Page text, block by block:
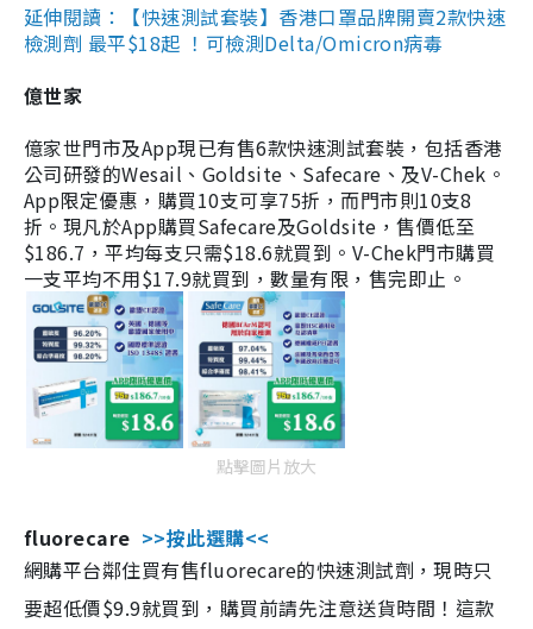
延伸閱讀：【快速測試套裝】香港口罩品牌開賣2款快速
檢測劑 最平$18起 ！可檢測Delta/Omicron病毒
億世家
億家世門市及App現已有售6款快速測試套裝，包括香港
公司研發的Wesail、Goldsite、Safecare、及V-Chek。
App限定優惠，購買10支可享75折，而門市則10支8
折。現凡於App購買Safecare及Goldsite，售價低至
$186.7，平均每支只需$18.6就買到。V-Chek門市購買
一支平均不用$17.9就買到，數量有限，售完即止。
點擊圖片放大
fluorecare >>按此選購<<
網購平台鄰住買有售fluorecare的快速測試劑，現時只
要超低價$9.9就買到，購買前請先注意送貨時間！這款